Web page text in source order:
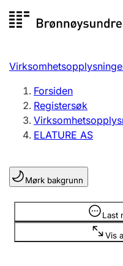
Registersøk
Aksjeselskap
Enkeltpersonforetak
Registrere, endre,
Lag og forening
Registrere, endre,
Forsiden
Registersøk
ELATURE AS
Mørk bakgrunn
Last
Vis
Opplysninger er skjult